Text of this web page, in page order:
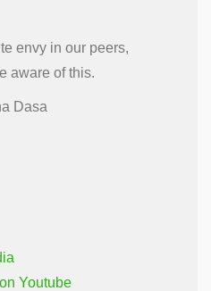
envy in our peers,
aware of this.
Dasa
Youtube